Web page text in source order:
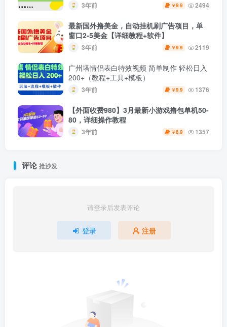
3年前 ￥9.9 2494
最新国外撸美金，自动挂机刷广告项目，单
窗口2-5美金【详细教程+软件】
3年前 ￥9.9 2119
广州塔情侣表白特效视频 简单制作 轻松日入
200+（教程+工具+模板）
3年前 ￥9.9 1376
【外面收费980】3月最新小游戏撸包单机50-
80，详细操作教程
3年前 ￥6.9 1357
评论抢沙发
请登录后发表评论
登录 注册